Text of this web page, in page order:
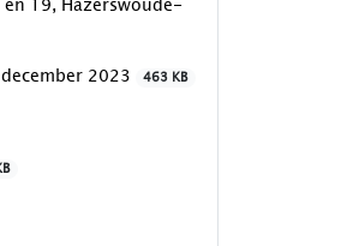
19, Hazerswoude-
2023 463 KB